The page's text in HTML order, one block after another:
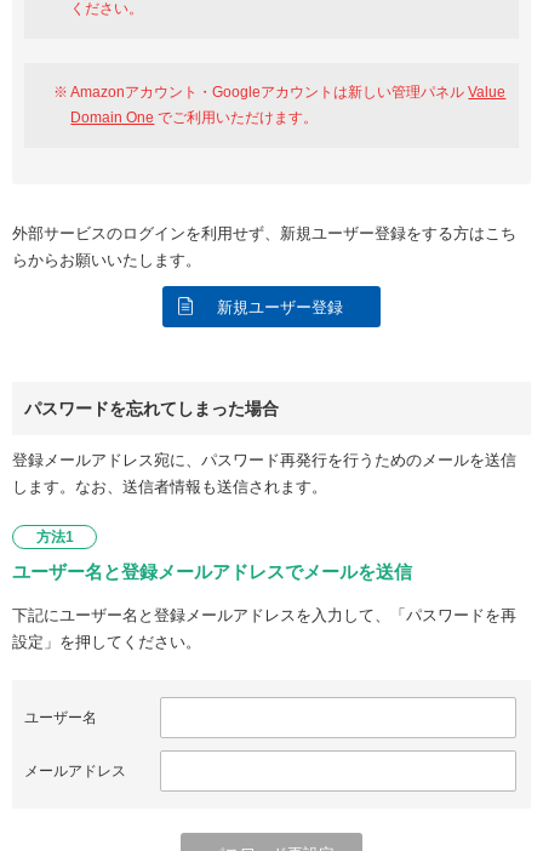
ください。
Amazonアカウント・Googleアカウントは新しい管理パネルValue
Domain One でご利用いただけます。
外部サービスのログインを利用せず、新規ユーザー登録をする方はこち
らからお願いいたします。
新規ユーザー登録
パスワードを忘れてしまった場合
登録メールアドレス宛に、パスワード再発行を行うためのメールを送信
します。なお、送信者情報も送信されます。
方法1
ユーザー名と登録メールアドレスでメールを送信
下記にユーザー名と登録メールアドレスを入力して、「パスワードを再
設定」を押してください。
ユーザー名
メールアドレス